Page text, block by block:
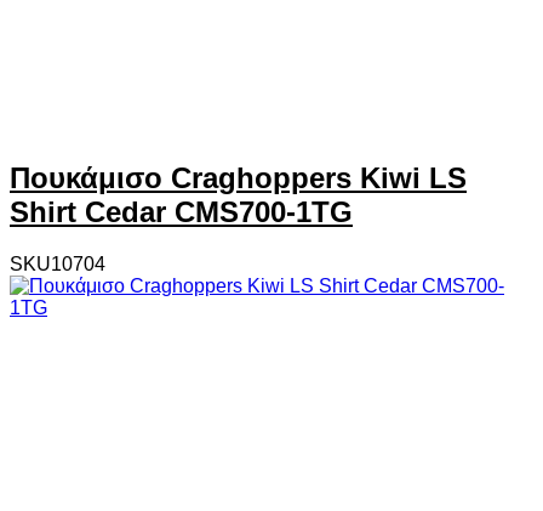
Πουκάμισο Craghoppers Kiwi LS
Shirt Cedar CMS700-1TG
SKU10704